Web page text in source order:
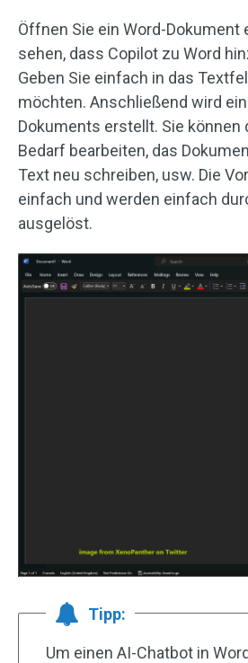
Öffnen Sie ein Word-Dokument
sehen, dass Copilot zu Word
Geben Sie einfach in das
möchten. Anschließend wird
Dokuments erstellt. Sie können
Bedarf bearbeiten, das
Text neu schreiben, usw. Die
einfach und werden einfach
ausgelöst.
Tipp:
Um einen AI-Chatbot in